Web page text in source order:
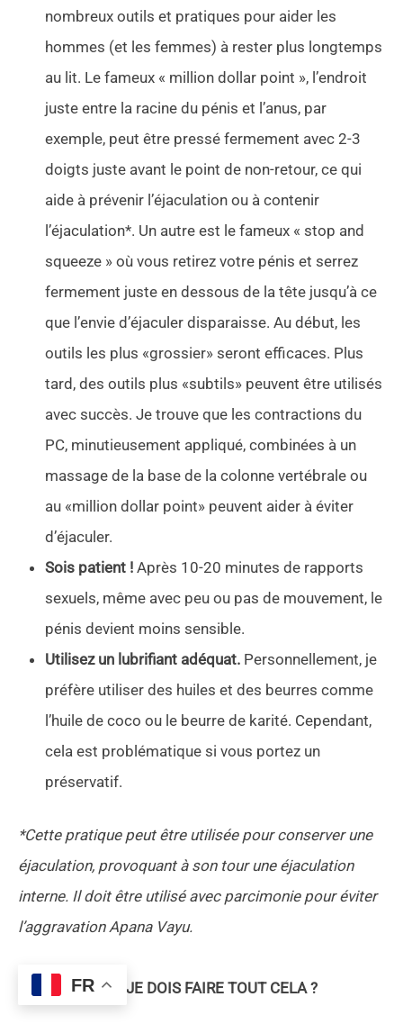
nombreux outils et pratiques pour aider les
hommes (et les femmes) à rester plus longtemps
au lit. Le fameux « million dollar point », l’endroit
juste entre la racine du pénis et l’anus, par
exemple, peut être pressé fermement avec 2-3
doigts juste avant le point de non-retour, ce qui
aide à prévenir l’éjaculation ou à contenir
l’éjaculation*. Un autre est le fameux « stop and
squeeze » où vous retirez votre pénis et serrez
fermement juste en dessous de la tête jusqu’à ce
que l’envie d’éjaculer disparaisse. Au début, les
outils les plus «grossier» seront efficaces. Plus
tard, des outils plus «subtils» peuvent être utilisés
avec succès. Je trouve que les contractions du
PC, minutieusement appliqué, combinées à un
massage de la base de la colonne vertébrale ou
au «million dollar point» peuvent aider à éviter
d’éjaculer.
Sois patient ! Après 10-20 minutes de rapports
sexuels, même avec peu ou pas de mouvement, le
pénis devient moins sensible.
Utilisez un lubrifiant adéquat. Personnellement, je
préfère utiliser des huiles et des beurres comme
l’huile de coco ou le beurre de karité. Cependant,
cela est problématique si vous portez un
préservatif.
*Cette pratique peut être utilisée pour conserver une
éjaculation, provoquant à son tour une éjaculation
interne. Il doit être utilisé avec parcimonie pour éviter
l’aggravation Apana Vayu.
OH MON DIEU ! JE DOIS FAIRE TOUT CELA ?
FR